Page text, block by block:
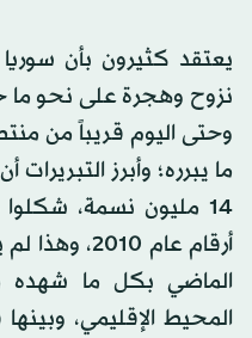
يعتقد كثيرون بأن
ما يبرره؛ وأبرز
14 مليون نسمة،
أرقام عام
الماضي بكل ما شهده
المحيط الإقليمي،